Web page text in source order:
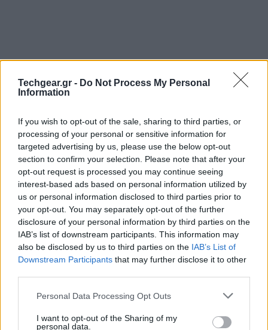
Techgear.gr - Do Not Process My Personal
Information
If you wish to opt-out of the sale, sharing to third parties, or
processing of your personal or sensitive information for
targeted advertising by us, please use the below opt-out
section to confirm your selection. Please note that after your
opt-out request is processed you may continue seeing
interest-based ads based on personal information utilized by
us or personal information disclosed to third parties prior to
your opt-out. You may separately opt-out of the further
disclosure of your personal information by third parties on the
IAB’s list of downstream participants. This information may
also be disclosed by us to third parties on the IAB’s List of
Downstream Participants that may further disclose it to other
Please note that this website/app uses one or more Google
not limited to your visit or usage behaviour. You may click to
Personal Data Processing Opt Outs
I want to opt-out of the Sharing of my
personal data.
Έντονες φήμες θέλουν το τελευταίο διάστημα την
Casioνα ετοιμάζει έναAndroidsmartphoneκαι
μάλιστα με χαρακτηριστικά και δυνατότητες που δε
θα αφήσουν κανέναν ασυγκίνητο...